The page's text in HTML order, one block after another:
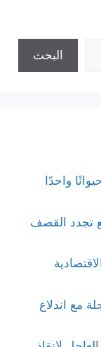
البحث
واحدًا
تجدد القصف
مع اندلاع